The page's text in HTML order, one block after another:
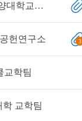
일송자유교양대학교학팀
헌연구소 3
교학팀
학 교학팀